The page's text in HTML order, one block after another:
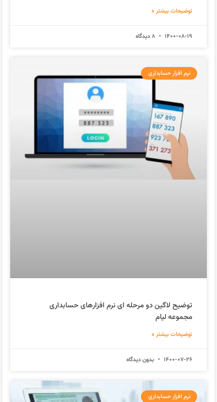
توضیحات بیشتر »
1400-08-19
نرم افزار حسابداری
توضیح لاگین دو مرحله ای نرم افزارهای حسابداری
مجموعه لیام
توضیحات بیشتر »
1400-07-26 بدون دیدگاه
نرم افزار حسابداری